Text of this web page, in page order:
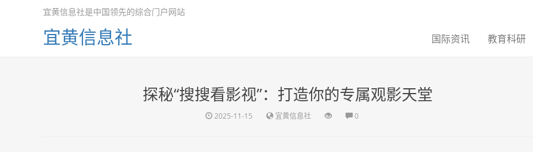
宜黄信息社是中国领先的综合门户网站
宜黄信息社 国际资讯 教育科研
探秘“搜搜看影视”：打造你的专属观影天堂
2025-11-15 宜黄信息社 0